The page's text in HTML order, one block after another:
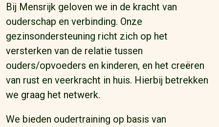
Bij Mensrijk geloven we in de kracht van
ouderschap en verbinding. Onze
gezinsondersteuning richt zich op het
versterken van de relatie tussen
ouders/opvoeders en kinderen, en het creëren
van rust en veerkracht in huis. Hierbij betrekken
we graag het netwerk.
We bieden oudertraining op basis van